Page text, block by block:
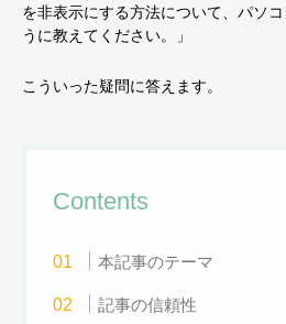
を非表示にする方法について、パソ
うに教えてください。」
こういった疑問に答えます。
Contents
本記事のテーマ
記事の信頼性